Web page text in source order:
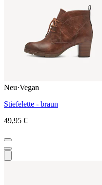
Neu·Vegan
Stiefelette - braun
49,95 €